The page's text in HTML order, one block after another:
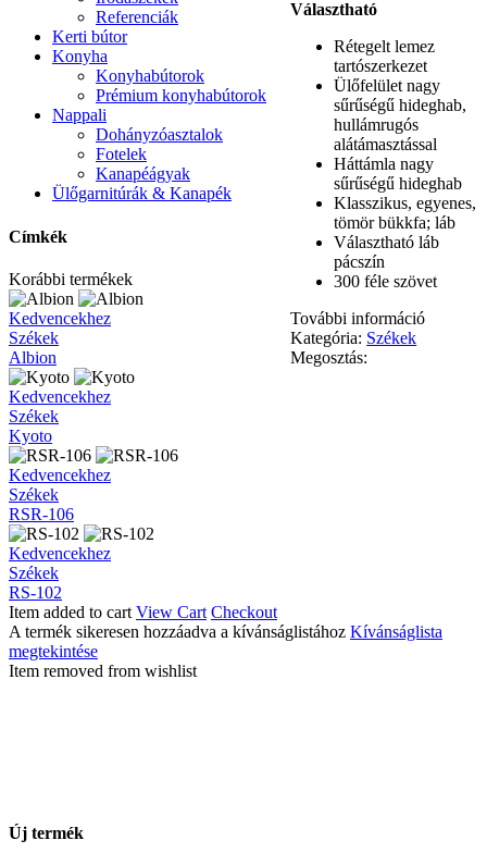
Választható
Rétegelt lemez
tartószerkezet
Ülőfelület nagy
sűrűségű hideghab,
hullámrugós
alátámasztással
Háttámla nagy
sűrűségű hideghab
Klasszikus, egyenes,
tömör bükkfa; láb
Választható láb
pácszín
300 féle szövet
További információ
Kategória: Székek
Megosztás:
Referenciák
Kerti bútor
Konyha
Konyhabútorok
Prémium konyhabútorok
Nappali
Dohányzóasztalok
Fotelek
Kanapéágyak
Ülőgarnitúrák & Kanapék
Címkék
Korábbi termékek
Albion
Kedvencekhez
Székek
Albion
Kyoto
Kedvencekhez
Székek
Kyoto
RSR-
106
Kedvencekhez
Székek
RSR-106
RS-
102
Kedvencekhez
Székek
RS-102
Item added to cart View Cart Checkout
A termék sikeresen hozzáadva a kívánságlistához Kívánságlista
megtekintése
Item removed from wishlist
Új termék